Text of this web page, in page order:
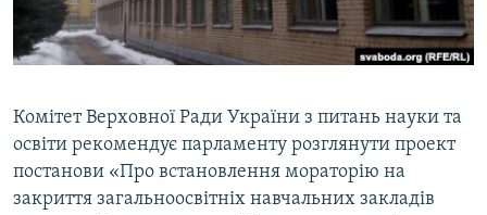
ВІДЕОУРОКИ «ELIFBE»
СВІДЧЕННЯ ОКУПАЦІЇ
ІНФОГРАФІКА
Русский
Qırımtatar
Комітет Верховної Ради України з питань науки та
освіти рекомендує парламенту розглянути проект
постанови «Про встановлення мораторію на
закриття загальноосвітніх навчальних закладів